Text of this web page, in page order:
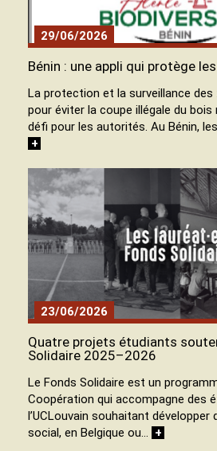
29/06/2026
Bénin : une appli qui protège
La protection et la surveillance des
pour éviter la coupe illégale du bois
défi pour les autorités. Au Bénin,
+
23/06/2026
Quatre projets étudiants
Solidaire 2025–2026
Le Fonds Solidaire est un
Coopération qui accompagne des
l’UCLouvain souhaitant
social, en Belgique ou… +